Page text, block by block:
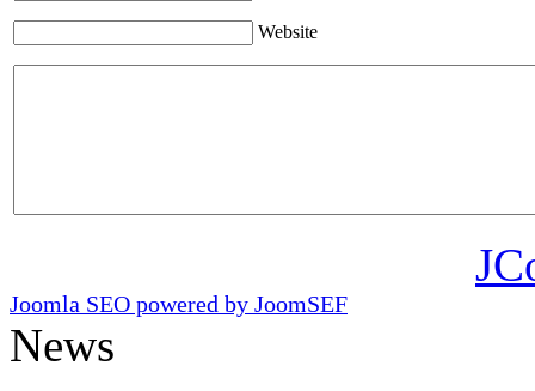
Website
Joomla SEO powered by JoomSEF
News